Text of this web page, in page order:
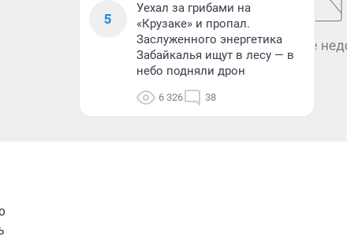
5
Уехал за грибами на
«Крузаке» и пропал.
Заслуженного энергетика
Забайкалья ищут в лесу — в
небо подняли дрон
6 326 38